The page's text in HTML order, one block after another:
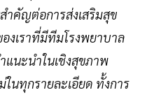
ำคัญต่อการส่งเสริมสุข
งเราที่มีทีมโรงพยาบาล
แนะนำในเชิงสุขภาพ
นทุกรายละเอียด ทั้งการ